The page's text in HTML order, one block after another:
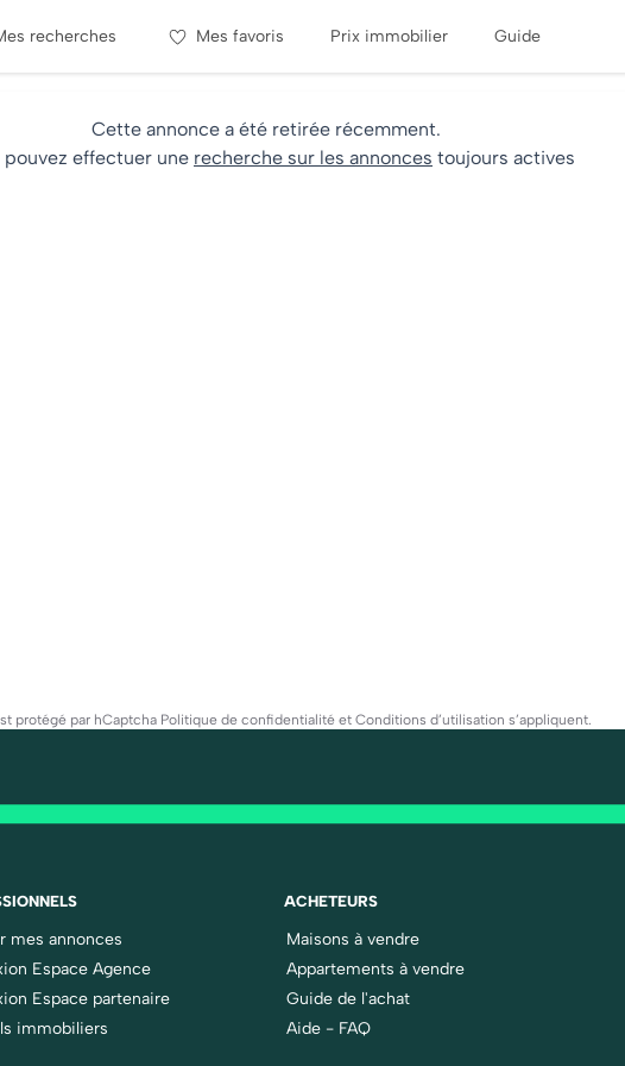
recherches Mes favoris Prix immobilier Guide
Cette annonce a été retirée récemment.
pouvez effectuer une recherche sur les annonces toujours actives
protégé par hCaptcha Politique de confidentialitéet Conditions d’utilisation s’appliquent.
mes annonces
Espace Agence
Espace partenaire
immobiliers
ACHETEURS
Maisons à vendre
Appartements à vendre
Guide de l'achat
Aide - FAQ